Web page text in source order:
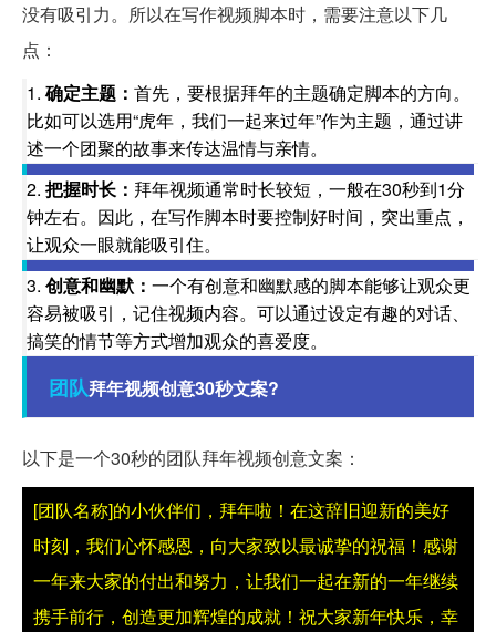
没有吸引力。所以在写作视频脚本时，需要注意以下几
点：
1. 确定主题： 首先，要根据拜年的主题确定脚本的方向。
比如可以选用“虎年，我们一起来过年”作为主题，通过讲
述一个团聚的故事来传达温情与亲情。
2. 把握时长： 拜年视频通常时长较短，一般在30秒到1分
钟左右。因此，在写作脚本时要控制好时间，突出重点，
让观众一眼就能吸引住。
3. 创意和幽默： 一个有创意和幽默感的脚本能够让观众更
容易被吸引，记住视频内容。可以通过设定有趣的对话、
搞笑的情节等方式增加观众的喜爱度。
团队拜年视频创意30秒文案?
以下是一个30秒的团队拜年视频创意文案：
[团队名称]的小伙伴们，拜年啦！在这辞旧迎新的美好
时刻，我们心怀感恩，向大家致以最诚挚的祝福！感谢
一年来大家的付出和努力，让我们一起在新的一年继续
携手前行，创造更加辉煌的成就！祝大家新年快乐，幸